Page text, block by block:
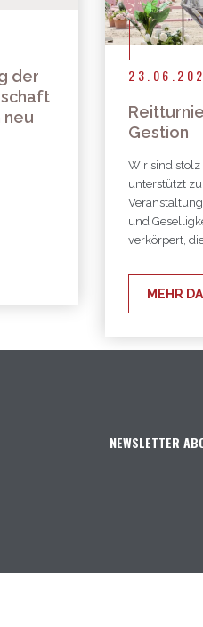
der
neu
Gestion
Wir sind stolz
unterstützt
und
verkörpert,
MEHR
NEWSLETTER